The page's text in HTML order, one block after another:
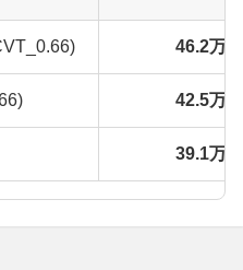
46.2万
42.5万
39.1万